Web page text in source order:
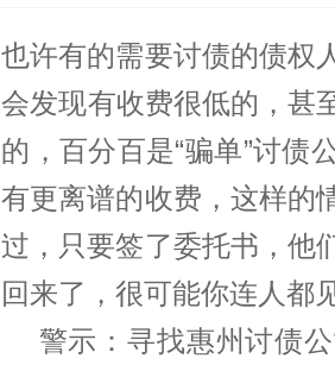
也许有的需要讨债的债权
会发现有收费很低的，甚
的，百分百是“骗单”讨债
有更离谱的收费，这样的
过，只要签了委托书，他
回来了，很可能你连人都
警示：寻找惠州讨债公